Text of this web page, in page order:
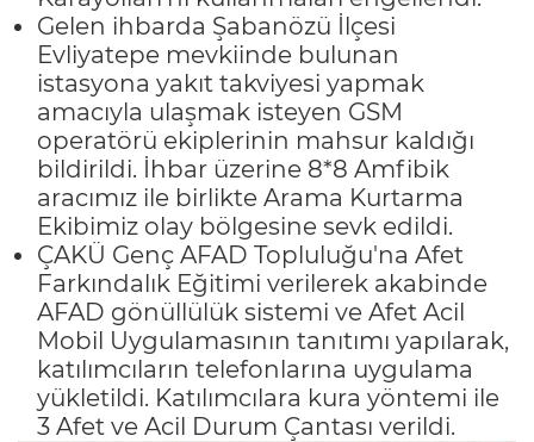
Gelen ihbarda Şabanözü İlçesi
Evliyatepe mevkiinde bulunan
istasyona yakıt takviyesi yapmak
amacıyla ulaşmak isteyen GSM
operatörü ekiplerinin mahsur kaldığı
bildirildi. İhbar üzerine 8*8 Amfibik
aracımız ile birlikte Arama Kurtarma
Ekibimiz olay bölgesine sevk edildi.
ÇAKÜ Genç AFAD Topluluğu'na Afet
Farkındalık Eğitimi verilerek akabinde
AFAD gönüllülük sistemi ve Afet Acil
Mobil Uygulamasının tanıtımı yapılarak,
katılımcıların telefonlarına uygulama
yükletildi. Katılımcılara kura yöntemi ile
3 Afet ve Acil Durum Çantası verildi.